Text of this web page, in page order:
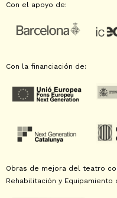
Con el apoyo de:
Con la financiación de:
Obras de mejora del teatro
Rehabilitación y